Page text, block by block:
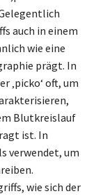
auch in einem
wie eine
prägt. In
‚picko‘ oft, um
Blutkreislauf
ist. In
verwendet, um
wie sich der